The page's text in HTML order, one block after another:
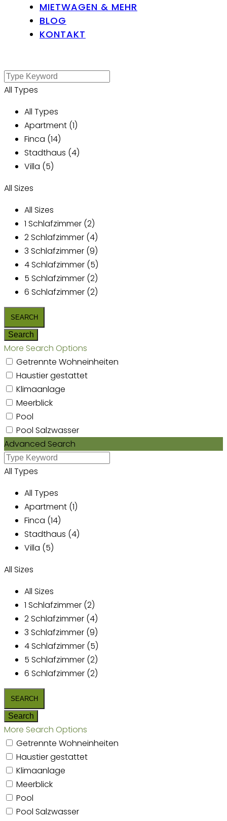
MIETWAGEN & MEHR
BLOG
KONTAKT
All Types
All Types
Apartment (1)
Finca (14)
Stadthaus (4)
Villa (5)
All Sizes
All Sizes
1 Schlafzimmer (2)
2 Schlafzimmer (4)
3 Schlafzimmer (9)
4 Schlafzimmer (5)
5 Schlafzimmer (2)
6 Schlafzimmer (2)
More Search Options
Getrennte Wohneinheiten
Haustier gestattet
Klimaanlage
Meerblick
Pool
Pool Salzwasser
Advanced Search
All Types
All Types
Apartment (1)
Finca (14)
Stadthaus (4)
Villa (5)
All Sizes
All Sizes
1 Schlafzimmer (2)
2 Schlafzimmer (4)
3 Schlafzimmer (9)
4 Schlafzimmer (5)
5 Schlafzimmer (2)
6 Schlafzimmer (2)
More Search Options
Getrennte Wohneinheiten
Haustier gestattet
Klimaanlage
Meerblick
Pool
Pool Salzwasser